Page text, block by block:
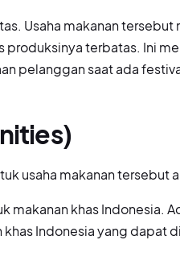
Usaha makanan
produksinya terbatas. Ini
pelanggan saat ada
usaha makanan tersebut
makanan khas Indonesia.
Indonesia yang dapat